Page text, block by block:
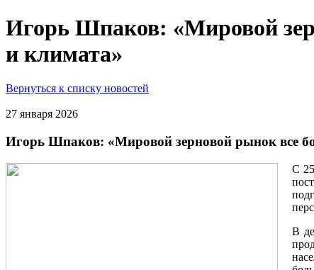
Игорь Шпаков: «Мировой
и климата»
Вернуться к списку новостей
27 января 2026
Игорь Шпаков: «Мировой зерновой рынок все
С
В